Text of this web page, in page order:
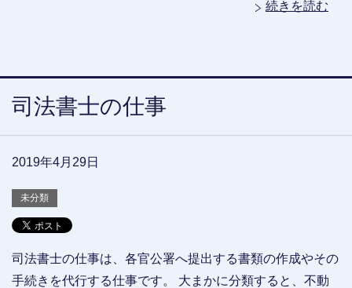
続きを読む
司法書士の仕事
2019年4月29日
未分類
司法書士の仕事は、各官公署へ提出する書類の作成やその
手続きを代行する仕事です。 大まかに分類すると、不動